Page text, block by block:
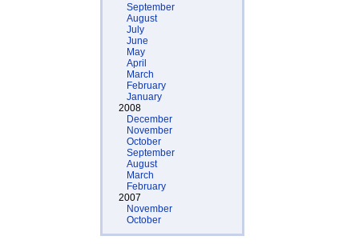
September
August
July
June
May
April
March
February
January
2008
December
November
October
September
August
March
February
2007
November
October